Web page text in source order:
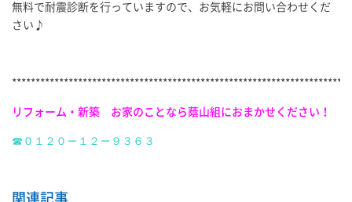
無料で耐震診断を行っていますので、お気軽にお問い合わせくだ
さい♪
***********************************************************************
リフォーム・新築 お家のことなら蔭山組におまかせください！
☎０１２０－１２－９３６３
関連記事